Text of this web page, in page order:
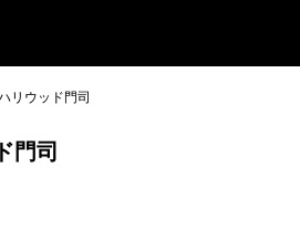
リウッド門司
門司